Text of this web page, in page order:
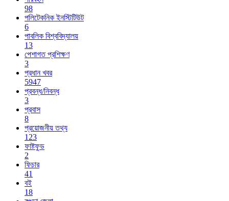
98
পলিটেকনিক ইনস্টিটিউট
6
পাবলিক বিশ্ববিদ্যালয়
13
পেশাগত প্রশিক্ষণ
3
প্রধান খবর
5947
প্রবন্ধ/নিবন্ধ
3
প্রবাস
8
প্রয়োজনীয় তথ্য
123
ফাষ্টফুড
2
ফিচার
41
বই
18